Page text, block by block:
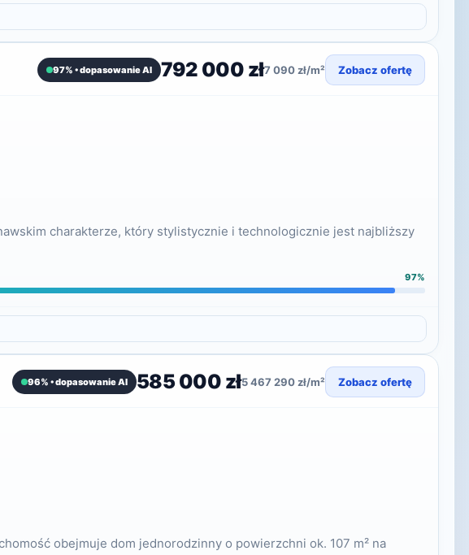
97% • dopasowanie AI 792 000 zł7 090 zł/m² Zobacz ofertę
charakterze, który stylistycznie i technologicznie jest najbliższy
97%
96% • dopasowanie AI 585 000 zł5 467 290 zł/m² Zobacz ofertę
obejmuje dom jednorodzinny o powierzchni ok. 107 m² na